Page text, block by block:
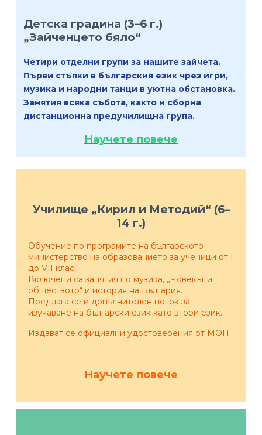
Детска градина (3–6 г.)
„Зайченцето бяло“
Четири отделни групи за нашите зайчета.
Първи стъпки в българския език чрез игри,
музика и народни танци в уютна обстановка.
Занятия всяка събота, както и сборна
дистанционна предучилищна група.
Научете повече
Училище „Кирил и Методий“ (6–
14 г.)
Обучение по програмите на българското
министерство на образованието за ученици от I
до VII клас.
Включени са занятия по музика, „Човекът и
обществото“ и история на България.
Предлага се и допълнителен поток за
изучаване на български език като втори език.
Издават се официални удостоверения от МОН.
Научете повече